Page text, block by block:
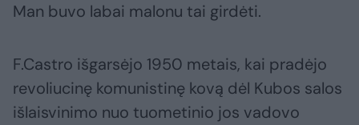
Man buvo labai malonu tai girdėti.
F.Castro išgarsėjo 1950 metais, kai pradėjo
revoliucinę komunistinę kovą dėl Kubos salos
išlaisvinimo nuo tuometinio jos vadovo